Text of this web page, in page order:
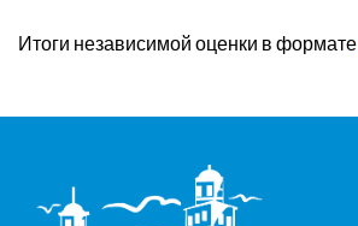
Итоги независимой оценки в формате